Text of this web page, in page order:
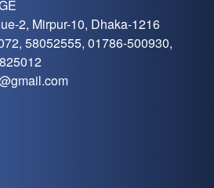
2, Mirpur-10, Dhaka-1216
58052555, 01786-500930,